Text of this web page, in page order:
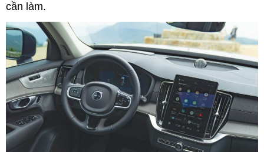
cần làm.